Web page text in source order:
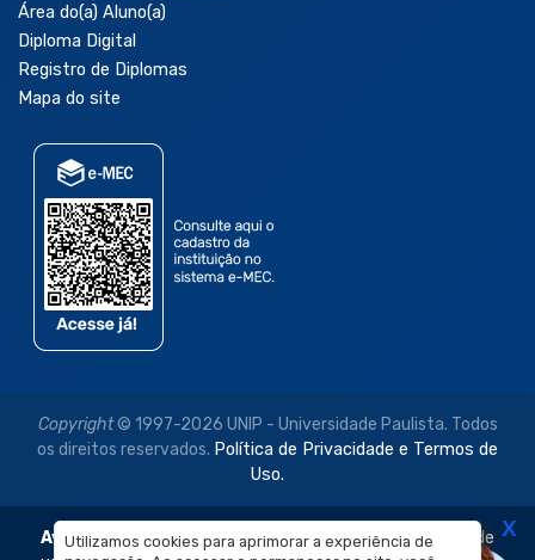
Utilizamos cookies para aprimorar a experiência de
Área do(a) Aluno(a)
Diploma Digital
Registro de Diplomas
Mapa do site
Copyright© 1997-2026 UNIP - Universidade Paulista. Todos
os direitos reservados. Política de Privacidade e Termos de
Uso.
Aviso Legal: As imagens disponibilizadas neste site são de X